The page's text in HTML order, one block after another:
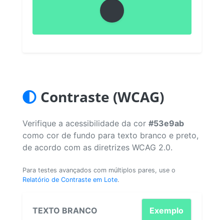
Contraste (WCAG)
Verifique a acessibilidade da cor #53e9ab
como cor de fundo para texto branco e preto,
de acordo com as diretrizes WCAG 2.0.
Para testes avançados com múltiplos pares, use o
Relatório de Contraste em Lote.
TEXTO BRANCO Exemplo